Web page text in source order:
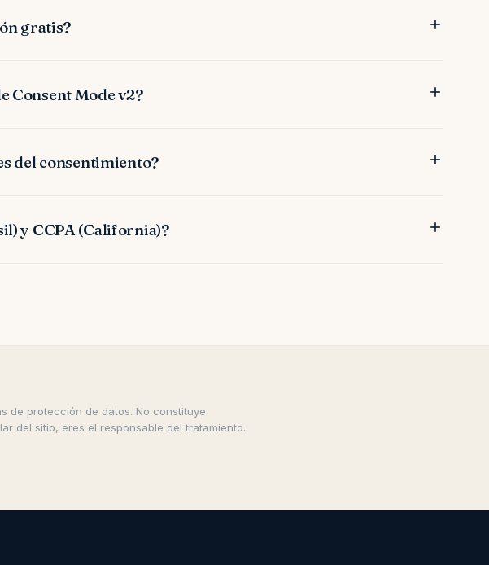
gratis?
Consent Mode v2?
del consentimiento?
y CCPA (California)?
de protección de datos. No constituye
del sitio, eres el responsable del tratamiento.